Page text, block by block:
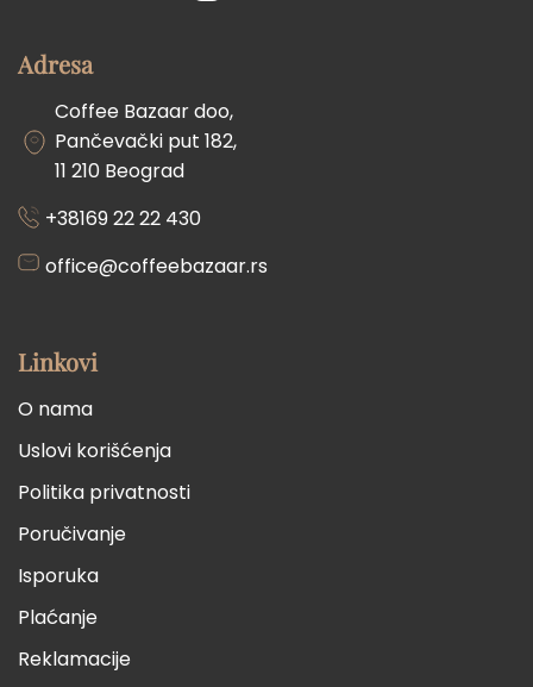
Adresa
Coffee Bazaar doo,
Pančevački put 182,
11 210 Beograd
+38169 22 22 430
office@coffeebazaar.rs
Linkovi
O nama
Uslovi korišćenja
Politika privatnosti
Poručivanje
Isporuka
Plaćanje
Reklamacije